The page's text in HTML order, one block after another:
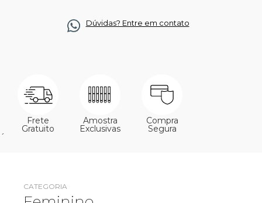
Dúvidas? Entre em contato
Frete
Gratuito
Amostra
Exclusivas
Compra
Segura
´
CATEGORIA